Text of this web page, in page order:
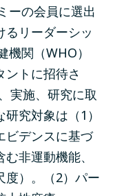
ーの会員に選出
るリーダーシッ
関（WHO）
ントに招待さ
実施、研究に取
究対象は（1）
ビデンスに基づ
非運動機能、
度）。（2）パー